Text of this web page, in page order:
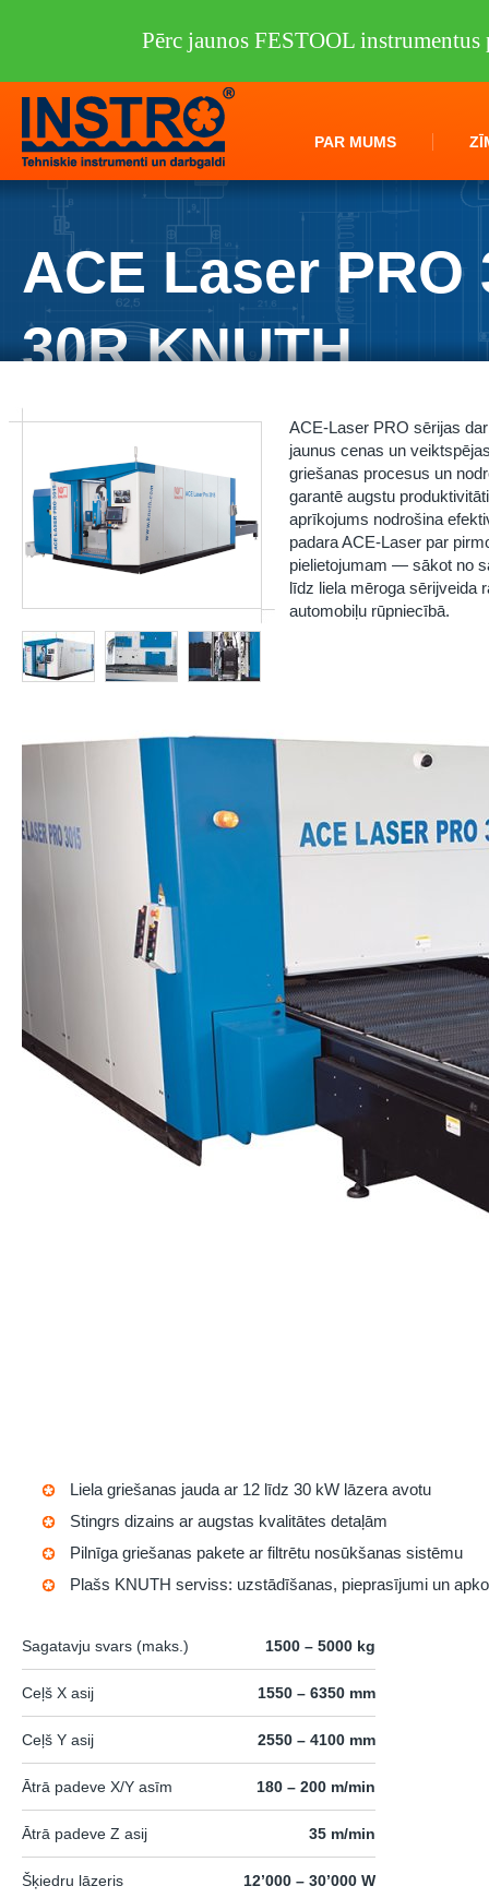
PAR MUMS
ACE Laser PRO
30R KNUTH
ACE-Laser PRO sērijas
jaunus cenas un
griešanas procesus un
garantē augstu
aprīkojums nodrošina
padara ACE-Laser par
pielietojumam — sākot no
līdz liela mēroga sērijveida
automobiļu rūpniecībā.
Liela griešanas jauda ar 12 līdz 30 kW lāzera avotu
Stingrs dizains ar augstas kvalitātes detaļām
Pilnīga griešanas pakete ar filtrētu nosūkšanas sistēmu
Plašs KNUTH serviss: uzstādīšanas, pieprasījumi un
Sagatavju svars (maks.) 1500 – 5000 kg
Ceļš X asij 1550 – 6350 mm
Ceļš Y asij 2550 – 4100 mm
Ātrā padeve X/Y asīm 180 – 200 m/min
Ātrā padeve Z asij 35 m/min
Šķiedru lāzeris 12’000 – 30’000 W
Pērc jaunos FESTOOL